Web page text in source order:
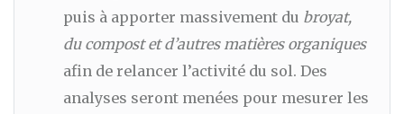
puis à apporter massivement du broyat,
du compost et d’autres matières organiques
afin de relancer l’activité du sol. Des
analyses seront menées pour mesurer les